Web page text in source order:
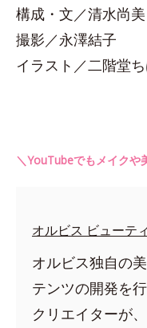
構成・文／清水尚美
撮影／永澤結子
イラスト／二階堂
＼YouTubeでもメイクや
オルビス ビューテ
オルビス独自の
テンツの開発を
クリエイターが